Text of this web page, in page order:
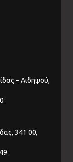
– Αιδηψού,
341 00,